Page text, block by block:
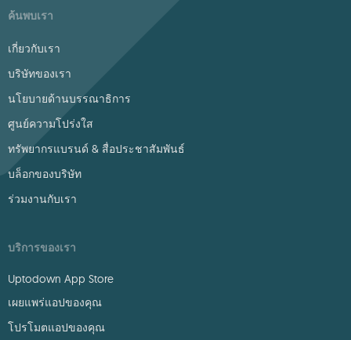
ค้นพบเรา
เกี่ยวกับเรา
บริษัทของเรา
นโยบายด้านบรรณาธิการ
ศูนย์ความโปร่งใส
ทรัพยากรแบรนด์ & สื่อประชาสัมพันธ์
บล็อกของบริษัท
ร่วมงานกับเรา
บริการของเรา
Uptodown App Store
เผยแพร่แอปของคุณ
โปรโมตแอปของคุณ